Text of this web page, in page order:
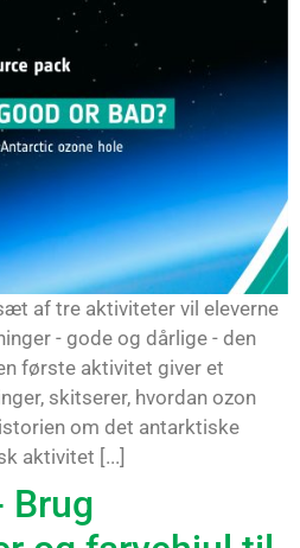
af tre aktiviteter vil eleverne
- gode og dårlige - den
første aktivitet giver et
skitserer, hvordan ozon
om det antarktiske
aktivitet [...]
Brug